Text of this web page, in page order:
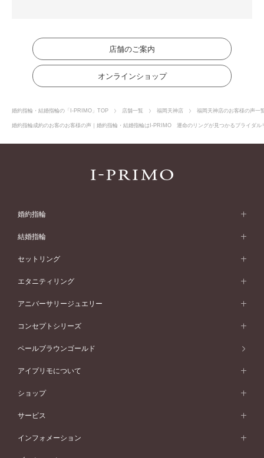
店舗のご案内
オンラインショップ
婚約指輪・結婚指輪の「I-PRIMO」TOP 店舗一覧 福岡天神店 福岡天神店のお客様の声一
婚約指輪成約のお客のお客様の声｜婚約指輪・結婚指輪はI-PRIMO 運命のリングが見つかるブライダ
婚約指輪
婚約指輪 (エンゲージリング)
婚約指輪一覧
ピンクゴールド
ペールブラウンゴールド
ウェーブライン
V字ライン
ワンサイドメレ
ダブルサイドメレ
シンプル
フェミニン
モード
50万円台～
40万円台～
30万円台～
婚約指輪 人気ランキング
婚約ネックレス
ダイヤモンドシェイプコレクション
結婚指輪
結婚指輪 (マリッジリング)
結婚指輪一覧
ピンクゴールド
ペールブラウンゴールド
ウェーブライン
V字ライン
ワンメレ
セベラルメレ
シンプル
フェミニン
モード
50万円～
40万円～50万円
セットリング
セットリング
セットリング一覧
ピンクゴールド
ペールブラウンゴールド
エタニティリング
エタニティリング
エタニティリング一覧
ピンクゴールド
ペールブラウンゴールド
アニバーサリージュエリー
アニバーサリージュエリー
アニバーサリージュエリー一覧
ファッションリング
ブレスレット
コンセプトシリーズ
コンセプトシリーズ
オリジンビリーフ
エトワル
スワハ
ペールブラウンゴールド
アイプリモについて
アイプリモについて
パーソナルハンド診断
デザインへのこだわり
ショップ
店舗一覧
北海道
サービス
プロポーズサポート
サービス
インフォメーション